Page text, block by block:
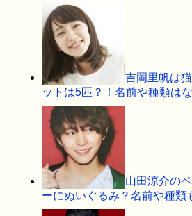
吉岡里帆は
ットは5匹？！名前や種類は
山田涼介の
ーにぬいぐるみ？名前や種類